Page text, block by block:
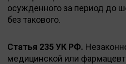
осужденного за период до
без такового.
Статья 235 УК РФ.
медицинской или